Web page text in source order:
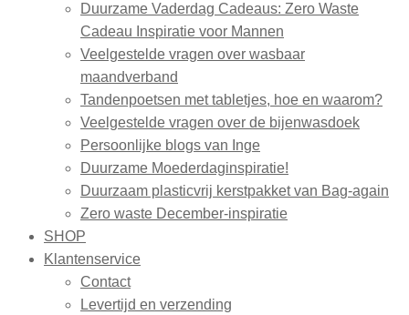
Duurzame Vaderdag Cadeaus: Zero Waste
Cadeau Inspiratie voor Mannen
Veelgestelde vragen over wasbaar
maandverband
Tandenpoetsen met tabletjes, hoe en waarom?
Veelgestelde vragen over de bijenwasdoek
Persoonlijke blogs van Inge
Duurzame Moederdaginspiratie!
Duurzaam plasticvrij kerstpakket van Bag-again
Zero waste December-inspiratie
SHOP
Klantenservice
Contact
Levertijd en verzending